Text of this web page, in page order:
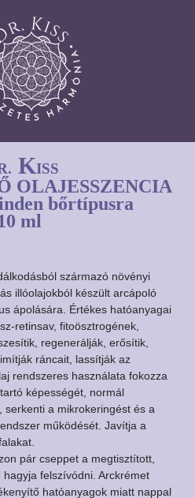
KISS
OLAJESSZENCIA
bőrtípusra
ml
származó növényi
illóolajokból készült arcápoló
ápolására. Értékes hatóanyagai
retinsav, fitoösztrogének,
regenerálják, erősítik,
ráncait, lassítják az
rendszeres használata fokozza
képességét, normál
a mikrokeringést és a
működését. Javítja a
pár cseppet a megtisztított,
felszívódni. Arckrémet
hatóanyagok miatt nappal